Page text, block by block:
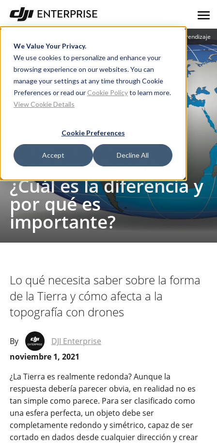
We Value Your Privacy.
We use cookies to personalize and enhance your
browsing experience on our websites. You can
manage your settings at any time through Cookie
Preferences or read our Cookie Policyto learn more.
View Cookie Details
Cookie Preferences
Accept Decline All
Centro de aprendizaje
Blog Geoide y elipsoide: ¿Cuál es la diferencia y por qué es importante?
Geoide y elipsoide:
¿Cuál es la diferencia y
por qué es
importante?
Lo qué necesita saber sobre la forma
de la Tierra y cómo afecta a la
topografía con drones
By
DJI Enterprise
noviembre 1, 2021
¿La Tierra es realmente redonda? Aunque la
respuesta debería parecer obvia, en realidad no es
tan simple como parece. Para ser clasificado como
una esfera perfecta, un objeto debe ser
completamente redondo y simétrico, capaz de ser
cortado en dados desde cualquier dirección y crear